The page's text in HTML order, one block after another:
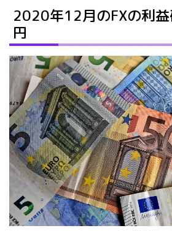
2020年12月のFXの利益
円